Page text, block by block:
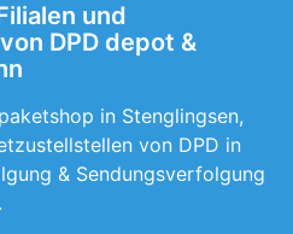
und
DPD depot &
in Stenglingsen,
von DPD in
& Sendungsverfolgung